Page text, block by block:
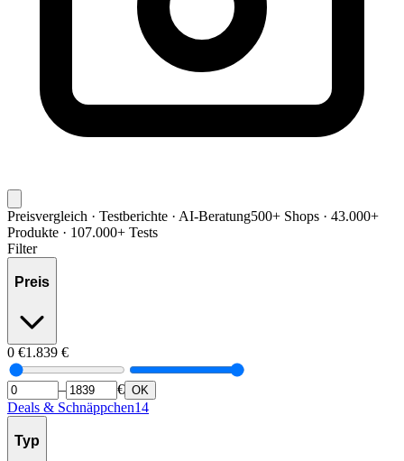
Preisvergleich · Testberichte · AI-Beratung500+ Shops · 43.000+
Produkte · 107.000+ Tests
Filter
Preis
0 €1.839 €
– € OK
Deals & Schnäppchen14
Typ